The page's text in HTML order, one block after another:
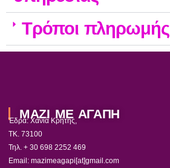
Τρόποι πληρωμής
ΜΑΖΙ ΜΕ ΑΓΑΠΗ
Έδρα: Χανιά Κρήτης,
ΤΚ. 73100
Τηλ. + 30 698 2252 469
Email: mazimeagapi[at]gmail.com